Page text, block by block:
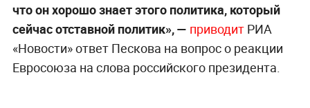
что он хорошо знает этого политика, который
сейчас отставной политик», — приводитРИА
«Новости» ответ Пескова на вопрос о реакции
Евросоюза на слова российского президента.